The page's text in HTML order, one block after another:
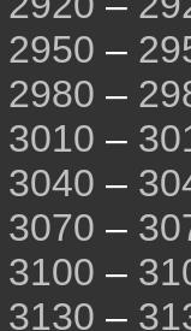
2950 –
2980 –
3010 –
3040 –
3070 –
3100 –
3130 –